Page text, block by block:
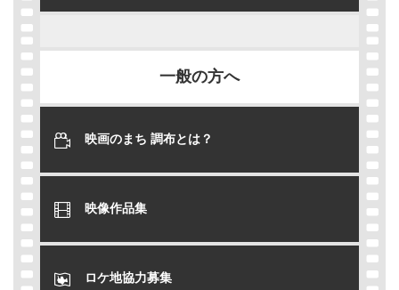
一般の方へ
映画のまち 調布とは？
映像作品集
ロケ地協力募集